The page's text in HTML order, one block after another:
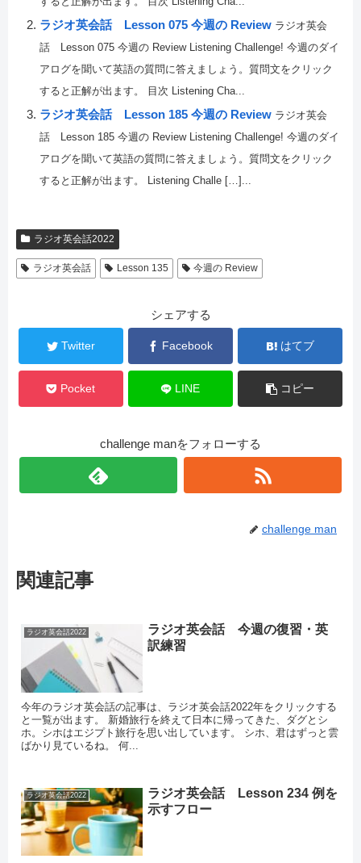
ラジオ英会話 Lesson 075 今週の Review ラジオ英会
話 Lesson 075 今週の Review Listening Challenge! 今週のダイ
アログを聞いて英語の質問に答えましょう。質問文をクリック
すると正解が出ます。 目次 Listening Cha...
ラジオ英会話 Lesson 185 今週の Review ラジオ英会
話 Lesson 185 今週の Review Listening Challenge! 今週のダイ
アログを聞いて英語の質問に答えましょう。質問文をクリック
すると正解が出ます。 Listening Challe […]...
ラジオ英会話2022
ラジオ英会話 Lesson 135 今週の Review
シェアする
Twitter Facebook はてブ
Pocket LINE コピー
challenge manをフォローする
challenge man
関連記事
ラジオ英会話2022
ラジオ英会話 今週の復習・英
訳練習
今年のラジオ英会話の記事は、ラジオ英会話2022年をクリックする
と一覧が出ます。 新婚旅行を終えて日本に帰ってきた、ダグとシ
ホ。シホはエジプト旅行を思い出しています。 シホ、君はずっと雲
ばかり見ているね。 何...
ラジオ英会話2022
ラジオ英会話 Lesson 234 例を
示すフロー